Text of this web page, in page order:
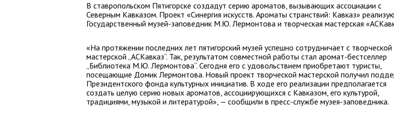
В ставропольском Пятигорске создадут серию ароматов, вызывающих ассоциации с
Северным Кавказом. Проект «Синергия искусств. Ароматы странствий: Кавказ»
Государственный музей-заповедник М.Ю. Лермонтова и творческая мастерская
«На протяжении последних лет пятигорский музей успешно сотрудничает с творческой
мастерской „АСКавказ“. Так, результатом совместной работы стал аромат-бестселлер
„Библиотека М.Ю. Лермонтова“. Сегодня его с удовольствием приобретают туристы,
посещающие Домик Лермонтова. Новый проект творческой мастерской получил
Президентского фонда культурных инициатив. В ходе его реализации предполагается
создать целую серию новых ароматов, ассоциирующихся с Кавказом, его культурой,
традициями, музыкой и литературой», — сообщили в пресс-службе музея-заповедника.